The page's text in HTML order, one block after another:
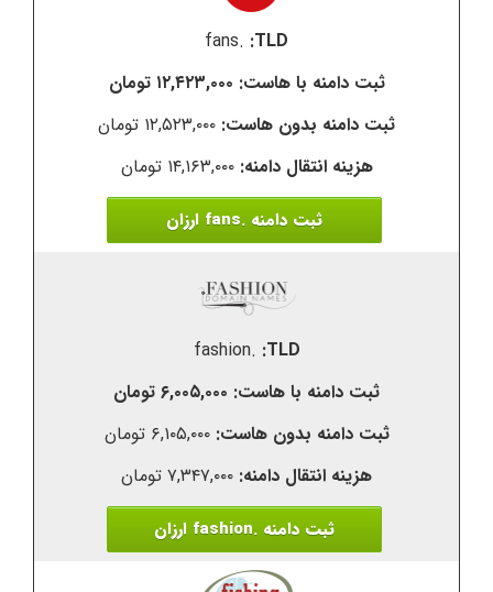
.fans
۱۲,۴۲۳,۰۰۰ تومان
۱۲,۵۲۳,۰۰۰ تومان
۱۴,۱۶۳,۰۰۰ تومان
ثبت دامنه .fans ارزان
.fashion
۶,۰۰۵,۰۰۰ تومان
۶,۱۰۵,۰۰۰ تومان
۷,۳۴۷,۰۰۰ تومان
ثبت دامنه .fashion ارزان